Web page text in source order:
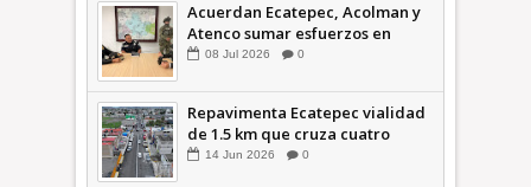
Acuerdan Ecatepec, Acolman y
Atenco sumar esfuerzos en
seguridad
08 Jul 2026 0
Repavimenta Ecatepec vialidad
de 1.5 km que cruza cuatro
comunidades +Video
14 Jun 2026 0